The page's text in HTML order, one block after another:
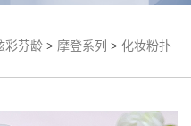
彩芬龄 > 摩登系列 > 化妆粉扑